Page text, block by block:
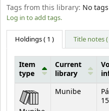
Tags from this library: No
Log in to add tags.
Holdings( 1 ) Title notes (
Holdings
Item
type
Current
library
Munibe